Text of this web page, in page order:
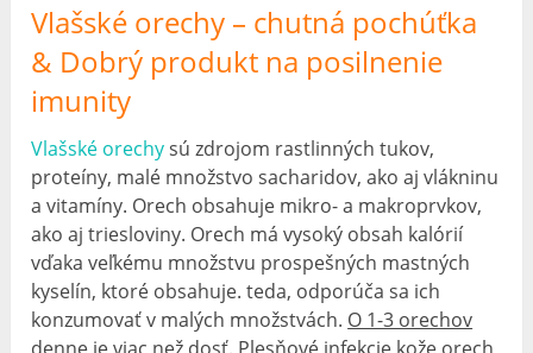
Vlašské orechy – chutná pochúťka
& Dobrý produkt na posilnenie
imunity
Vlašské orechysú zdrojom rastlinných tukov,
proteíny, malé množstvo sacharidov, ako aj vlákninu
a vitamíny. Orech obsahuje mikro- a makroprvkov,
ako aj triesloviny. Orech má vysoký obsah kalórií
vďaka veľkému množstvu prospešných mastných
kyselín, ktoré obsahuje. teda, odporúča sa ich
konzumovať v malých množstvách. O 1-3 orechov